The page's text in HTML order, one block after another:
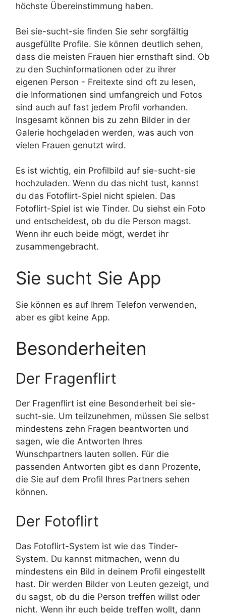
höchste Übereinstimmung haben.
Bei sie-sucht-sie finden Sie sehr sorgfältig
ausgefüllte Profile. Sie können deutlich sehen,
dass die meisten Frauen hier ernsthaft sind. Ob
zu den Suchinformationen oder zu ihrer
eigenen Person - Freitexte sind oft zu lesen,
die Informationen sind umfangreich und Fotos
sind auch auf fast jedem Profil vorhanden.
Insgesamt können bis zu zehn Bilder in der
Galerie hochgeladen werden, was auch von
vielen Frauen genutzt wird.
Es ist wichtig, ein Profilbild auf sie-sucht-sie
hochzuladen. Wenn du das nicht tust, kannst
du das Fotoflirt-Spiel nicht spielen. Das
Fotoflirt-Spiel ist wie Tinder. Du siehst ein Foto
und entscheidest, ob du die Person magst.
Wenn ihr euch beide mögt, werdet ihr
zusammengebracht.
Sie sucht Sie App
Sie können es auf Ihrem Telefon verwenden,
aber es gibt keine App.
Besonderheiten
Der Fragenflirt
Der Fragenflirt ist eine Besonderheit bei sie-
sucht-sie. Um teilzunehmen, müssen Sie selbst
mindestens zehn Fragen beantworten und
sagen, wie die Antworten Ihres
Wunschpartners lauten sollen. Für die
passenden Antworten gibt es dann Prozente,
die Sie auf dem Profil Ihres Partners sehen
können.
Der Fotoflirt
Das Fotoflirt-System ist wie das Tinder-
System. Du kannst mitmachen, wenn du
mindestens ein Bild in deinem Profil eingestellt
hast. Dir werden Bilder von Leuten gezeigt, und
du sagst, ob du die Person treffen willst oder
nicht. Wenn ihr euch beide treffen wollt, dann